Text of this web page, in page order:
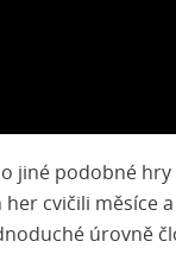
jiné podobné hry
cvičili měsíce
úrovně